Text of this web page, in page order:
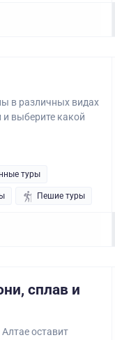
в различных видах
и выберите какой
туры
Пешие туры
сплав и
оставит